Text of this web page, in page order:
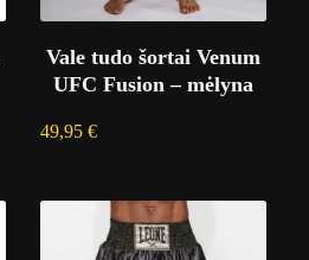
Vale tudo šortai Venum
UFC Fusion – mėlyna
49,95 €